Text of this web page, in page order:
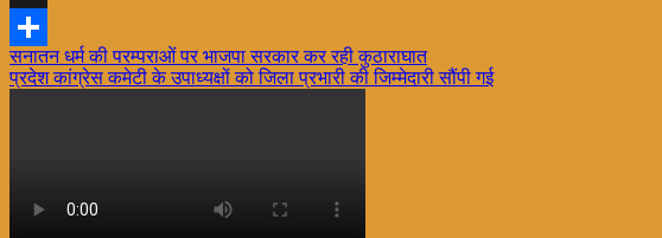
X
Share
Post
navigation
सनातन धर्म की परम्पराओं पर भाजपा सरकार कर रही कुठाराघात
प्रदेश कांग्रेस कमेटी के उपाध्यक्षों को जिला प्रभारी की जिम्मेदारी सौंपी गई